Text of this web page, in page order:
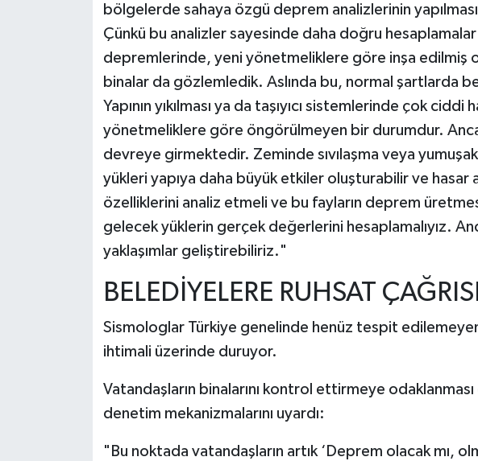
bölgelerde sahaya özgü deprem analizlerinin
Çünkü bu analizler sayesinde daha doğru
depremlerinde, yeni yönetmeliklere göre inşa edilmiş
binalar da gözlemledik. Aslında bu, normal şartlarda
Yapının yıkılması ya da taşıyıcı sistemlerinde çok ciddi
yönetmeliklere göre öngörülmeyen bir durumdur.
devreye girmektedir. Zeminde sıvılaşma veya
yükleri yapıya daha büyük etkiler oluşturabilir ve hasar
özelliklerini analiz etmeli ve bu fayların deprem
gelecek yüklerin gerçek değerlerini hesaplamalıyız.
yaklaşımlar geliştirebiliriz."
BELEDİYELERE RUHSAT ÇAĞRISI
Sismologlar Türkiye genelinde henüz tespit edilemeyen
ihtimali üzerinde duruyor.
Vatandaşların binalarını kontrol ettirmeye
denetim mekanizmalarını uyardı:
"Bu noktada vatandaşların artık ‘Deprem olacak mı,